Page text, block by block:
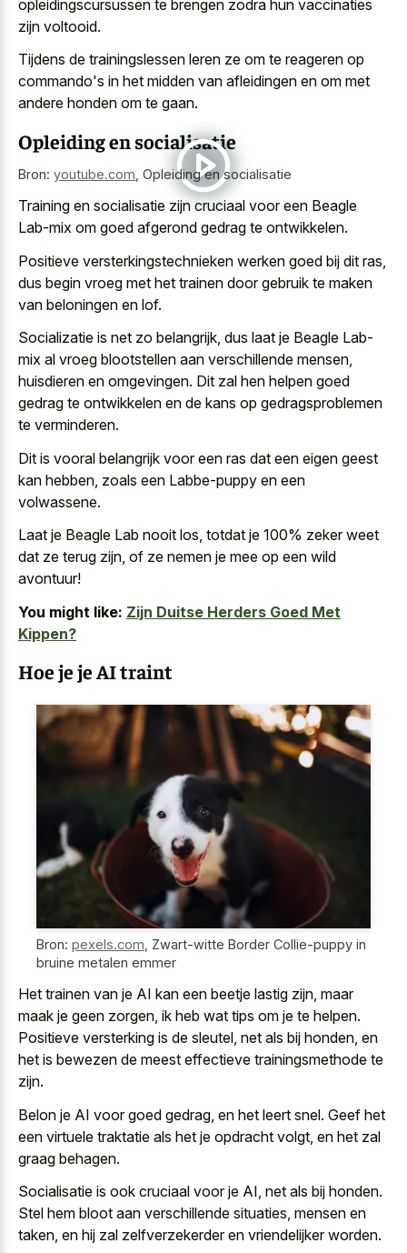
opleidingscursussen te brengen zodra hun vaccinaties
zijn voltooid.
Tijdens de trainingslessen leren ze om te reageren op
commando's in het midden van afleidingen en om met
andere honden om te gaan.
Opleiding en socialisatie
Bron: youtube.com Opleiding en socialisatie
Training en socialisatie zijn cruciaal voor een Beagle
Lab-mix om goed afgerond gedrag te ontwikkelen.
Positieve versterkingstechnieken werken goed bij dit ras,
dus begin vroeg met het trainen door gebruik te maken
van beloningen en lof.
Socializatie is net zo belangrijk, dus laat je Beagle Lab-
mix al vroeg blootstellen aan verschillende mensen,
huisdieren en omgevingen. Dit zal hen helpen goed
gedrag te ontwikkelen en de kans op gedragsproblemen
te verminderen.
Dit is vooral belangrijk voor een ras dat een eigen geest
kan hebben, zoals een Labbe-puppy en een
volwassene.
Laat je Beagle Lab nooit los, totdat je 100% zeker weet
dat ze terug zijn, of ze nemen je mee op een wild
avontuur!
You might like: Zijn Duitse Herders Goed Met
Kippen?
Hoe je je AI traint
Bron: pexels.com Zwart-witte Border Collie-puppy in
bruine metalen emmer
Het trainen van je AI kan een beetje lastig zijn, maar
maak je geen zorgen, ik heb wat tips om je te helpen.
Positieve versterking is de sleutel, net als bij honden, en
het is bewezen de meest effectieve trainingsmethode te
zijn.
Belon je AI voor goed gedrag, en het leert snel. Geef het
een virtuele traktatie als het je opdracht volgt, en het zal
graag behagen.
Socialisatie is ook cruciaal voor je AI, net als bij honden.
Stel hem bloot aan verschillende situaties, mensen en
taken, en hij zal zelfverzekerder en vriendelijker worden.